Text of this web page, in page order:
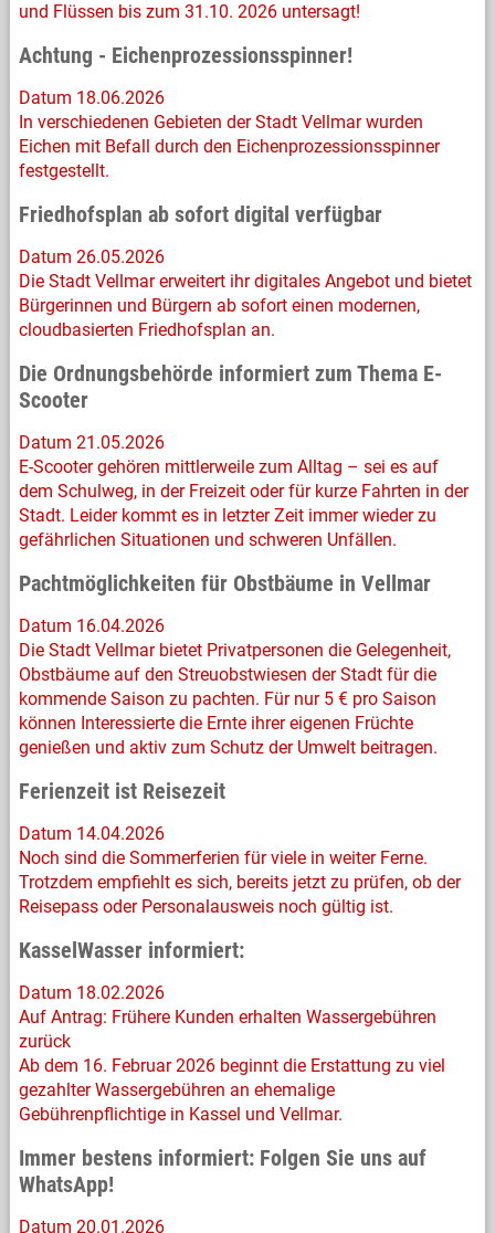
und Flüssen bis zum 31.10. 2026 untersagt!
Achtung - Eichenprozessionsspinner!
Datum 18.06.2026
In verschiedenen Gebieten der Stadt Vellmar wurden
Eichen mit Befall durch den Eichenprozessionsspinner
festgestellt.
Friedhofsplan ab sofort digital verfügbar
Datum 26.05.2026
Die Stadt Vellmar erweitert ihr digitales Angebot und bietet
Bürgerinnen und Bürgern ab sofort einen modernen,
cloudbasierten Friedhofsplan an.
Die Ordnungsbehörde informiert zum Thema E-
Scooter
Datum 21.05.2026
E-Scooter gehören mittlerweile zum Alltag – sei es auf
dem Schulweg, in der Freizeit oder für kurze Fahrten in der
Stadt. Leider kommt es in letzter Zeit immer wieder zu
gefährlichen Situationen und schweren Unfällen.
Pachtmöglichkeiten für Obstbäume in Vellmar
Datum 16.04.2026
Die Stadt Vellmar bietet Privatpersonen die Gelegenheit,
Obstbäume auf den Streuobstwiesen der Stadt für die
kommende Saison zu pachten. Für nur 5 € pro Saison
können Interessierte die Ernte ihrer eigenen Früchte
genießen und aktiv zum Schutz der Umwelt beitragen.
Ferienzeit ist Reisezeit
Datum 14.04.2026
Noch sind die Sommerferien für viele in weiter Ferne.
Trotzdem empfiehlt es sich, bereits jetzt zu prüfen, ob der
Reisepass oder Personalausweis noch gültig ist.
KasselWasser informiert:
Datum 18.02.2026
Auf Antrag: Frühere Kunden erhalten Wassergebühren
zurück
Ab dem 16. Februar 2026 beginnt die Erstattung zu viel
gezahlter Wassergebühren an ehemalige
Gebührenpflichtige in Kassel und Vellmar.
Immer bestens informiert: Folgen Sie uns auf
WhatsApp!
Datum 20.01.2026